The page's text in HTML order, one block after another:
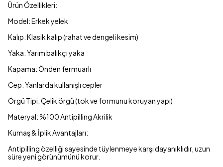
Ürün Özellikleri:
Model: Erkek yelek
Kalıp: Klasik kalıp (rahat ve dengeli kesim)
Yaka: Yarım balıkçı yaka
Kapama: Önden fermuarlı
Cep: Yanlarda kullanışlı cepler
Örgü Tipi: Çelik örgü (tok ve formunu koruyan yapı)
Materyal: %100 Antipilling Akrilik
Kumaş & İplik Avantajları:
Antipilling özelliği sayesinde tüylenmeye karşı dayanıklıdır, uzun
süre yeni görünümünü korur.